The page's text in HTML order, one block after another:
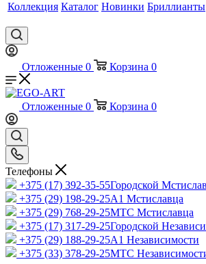
Коллекция Каталог Новинки Бриллианты
Отложенные 0 Корзина 0
Отложенные 0 Корзина 0
Телефоны
+375 (17) 392-35-55Городской
+375 (29) 198-29-25A1 Мстиславца
+375 (29) 768-29-25МТС Мстиславца
+375 (17) 317-29-25Городской
+375 (29) 188-29-25A1 Независимости
+375 (33) 378-29-25МТС